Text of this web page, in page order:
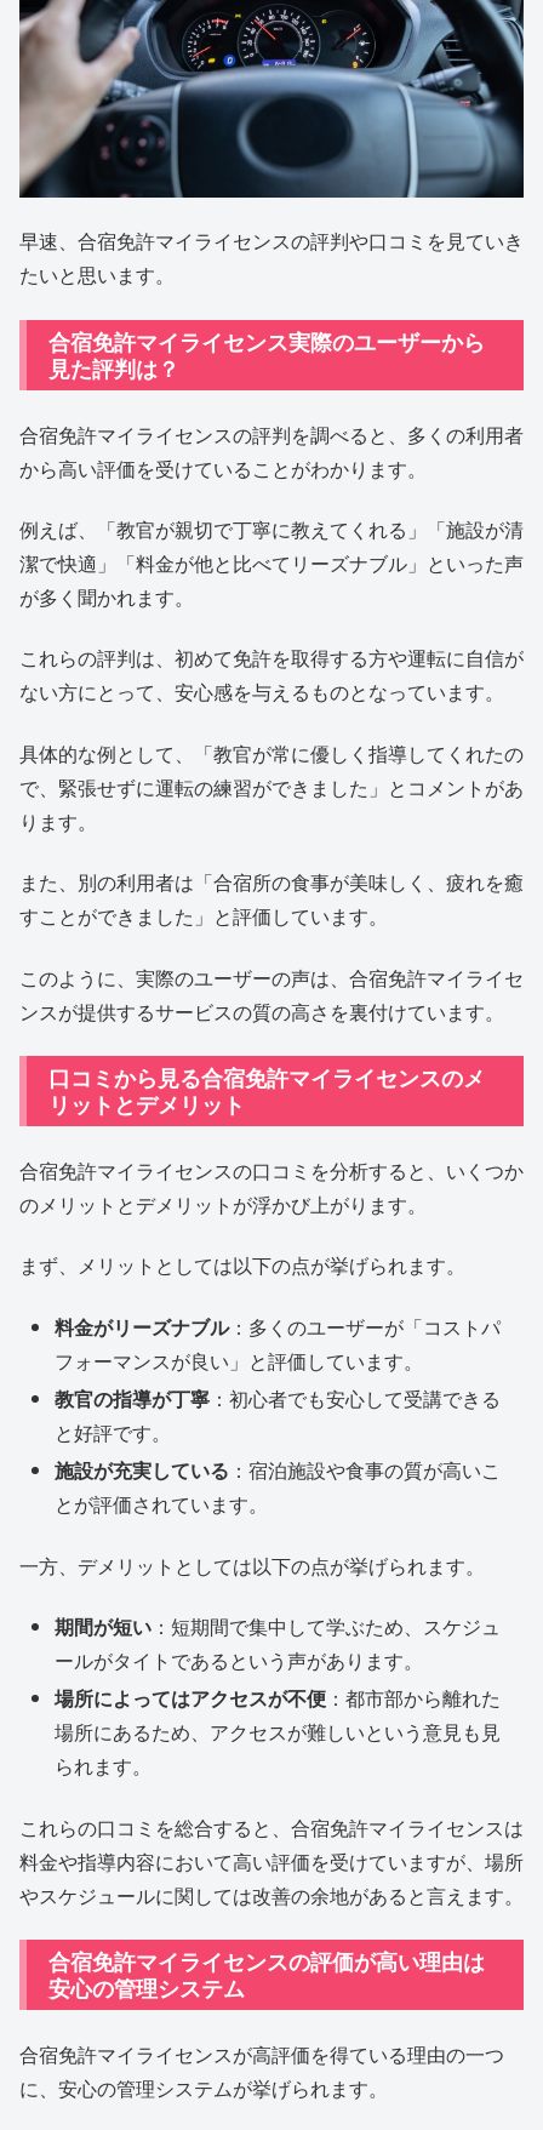
早速、合宿免許マイライセンスの評判や口コミを見ていき
たいと思います。
合宿免許マイライセンス実際のユーザーから
見た評判は？
合宿免許マイライセンスの評判を調べると、多くの利用者
から高い評価を受けていることがわかります。
例えば、「教官が親切で丁寧に教えてくれる」「施設が清
潔で快適」「料金が他と比べてリーズナブル」といった声
が多く聞かれます。
これらの評判は、初めて免許を取得する方や運転に自信が
ない方にとって、安心感を与えるものとなっています。
具体的な例として、「教官が常に優しく指導してくれたの
で、緊張せずに運転の練習ができました」とコメントがあ
ります。
また、別の利用者は「合宿所の食事が美味しく、疲れを癒
すことができました」と評価しています。
このように、実際のユーザーの声は、合宿免許マイライセ
ンスが提供するサービスの質の高さを裏付けています。
口コミから見る合宿免許マイライセンスのメ
リットとデメリット
合宿免許マイライセンスの口コミを分析すると、いくつか
のメリットとデメリットが浮かび上がります。
まず、メリットとしては以下の点が挙げられます。
料金がリーズナブル：多くのユーザーが「コストパ
フォーマンスが良い」と評価しています。
教官の指導が丁寧 ：初心者でも安心して受講できる
と好評です。
施設が充実している ：宿泊施設や食事の質が高いこ
とが評価されています。
一方、デメリットとしては以下の点が挙げられます。
期間が短い ：短期間で集中して学ぶため、スケジュ
ールがタイトであるという声があります。
場所によってはアクセスが不便 ：都市部から離れた
場所にあるため、アクセスが難しいという意見も見
られます。
これらの口コミを総合すると、合宿免許マイライセンスは
料金や指導内容において高い評価を受けていますが、場所
やスケジュールに関しては改善の余地があると言えます。
合宿免許マイライセンスの評価が高い理由は
安心の管理システム
合宿免許マイライセンスが高評価を得ている理由の一つ
に、安心の管理システムが挙げられます。